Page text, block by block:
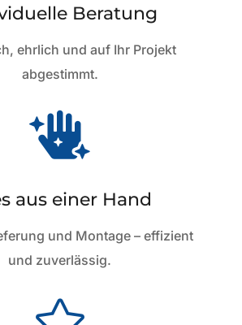
Beratung
ehrlich und auf Ihr Projekt
abgestimmt.

aus einer Hand
und Montage – effizient
und zuverlässig.